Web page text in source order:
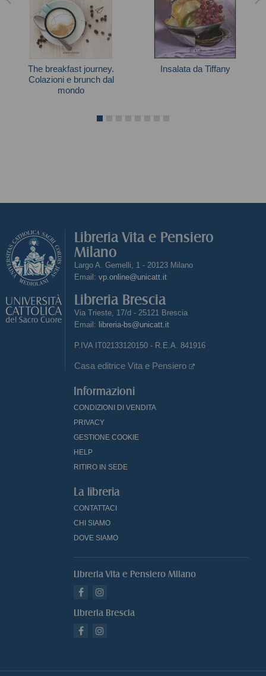
The breakfast journey.
Colazioni e brunch dal
mondo
Insalata da Tiffany
Libreria Vita e Pensiero
Milano
Largo A. Gemelli, 1 - 20123 Milano
Email: vp.online@unicatt.it
Libreria Brescia
Via Trieste, 17/d - 25121 Brescia
Email: libreria-bs@unicatt.it
P.IVA IT02133120150 - R.E.A. 841916
Casa editrice Vita e Pensiero
Informazioni
CONDIZIONI DI VENDITA
PRIVACY
GESTIONE COOKIE
HELP
RITIRO IN SEDE
La libreria
CONTATTACI
CHI SIAMO
DOVE SIAMO
Libreria Vita e Pensiero Milano
Libreria Brescia